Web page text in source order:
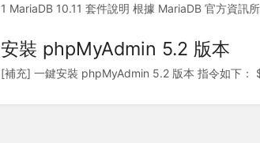
1 MariaDB 10.11 套件說明 根據 MariaDB 官方資
安裝 phpMyAdmin 5.2 版本
[補充] 一鍵安裝 phpMyAdmin 5.2 版本 指令如下